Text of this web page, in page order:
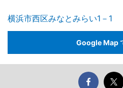
横浜市西区みなとみらい1－1
Google Map